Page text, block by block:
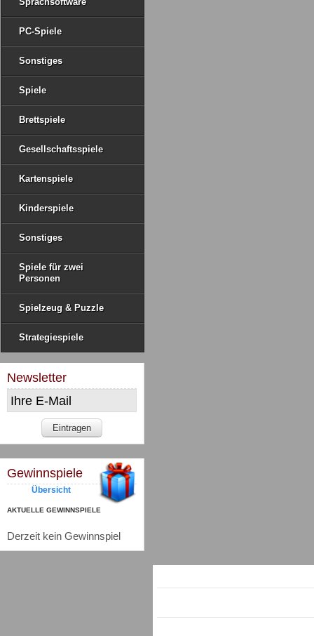
PC-Spiele
Sonstiges
Spiele
Brettspiele
Gesellschaftsspiele
Kartenspiele
Kinderspiele
Sonstiges
Spiele für zwei
Personen
Spielzeug & Puzzle
Strategiespiele
Newsletter
Gewinnspiele
Übersicht
AKTUELLE GEWINNSPIELE
Derzeit kein Gewinnspiel